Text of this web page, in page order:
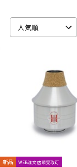
管楽器
アンプ
DJ機器
DTM オン
B
B.AIR B.Tilz Bach
Brass Lab.MOMO
BRESLMAIR
Brilhart
Buffet Crampon
C.C.シャイニーケース
CAROL BRASS
D'Addario Wood Winds
人気順
新品 WEB注文店頭受取可